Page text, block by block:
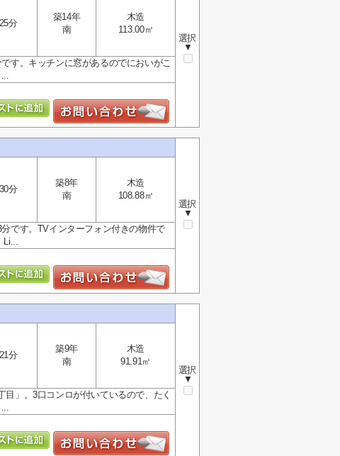
選択
▼
分
築14年
南
木造
113.00㎡
す。キッチンに窓があるのでにおいがこ
選択
▼
分
築8年
南
木造
108.88㎡
です。TVインターフォン付きの物件で
Li...
選択
▼
分
築9年
南
木造
91.91㎡
」。3口コンロが付いているので、たく